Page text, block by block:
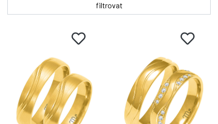
filtrovat